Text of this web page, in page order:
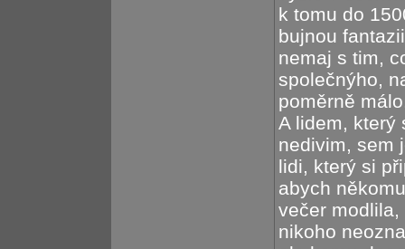
k tomu do
bujnou
nemaj s tim,
společnýho,
poměrně
A lidem, který
nedivim, sem
lidi, který si
abych
večer
nikoho